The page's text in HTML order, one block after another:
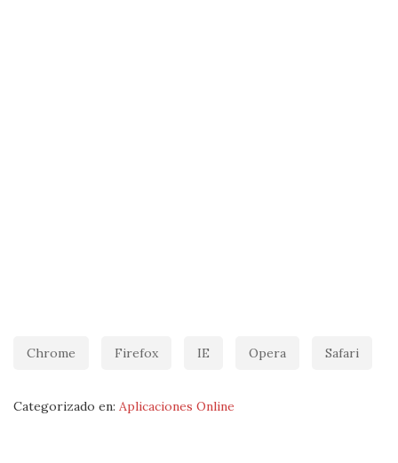
Chrome Firefox IE Opera Safari
Categorizado en: Aplicaciones Online